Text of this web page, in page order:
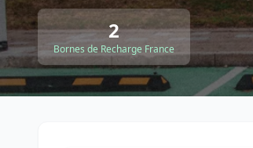
2
Bornes de Recharge France